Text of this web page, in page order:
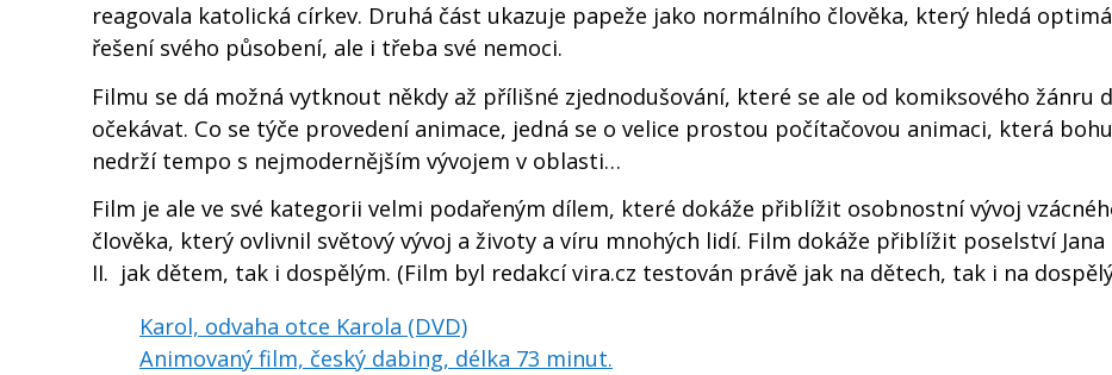
reagovala katolická církev. Druhá část ukazuje papeže jako normálního člověka, který hledá
řešení svého působení, ale i třeba své nemoci.
Filmu se dá možná vytknout někdy až přílišné zjednodušování, které se ale od komiksového žánru
očekávat. Co se týče provedení animace, jedná se o velice prostou počítačovou animaci, která
nedrží tempo s nejmodernějším vývojem v oblasti…
Film je ale ve své kategorii velmi podařeným dílem, které dokáže přiblížit osobnostní vývoj
člověka, který ovlivnil světový vývoj a životy a víru mnohých lidí. Film dokáže přiblížit poselství Jana
II. jak dětem, tak i dospělým. (Film byl redakcí vira.cz testován právě jak na dětech, tak i na
Karol, odvaha otce Karola (DVD)
Animovaný film, český dabing, délka 73 minut.